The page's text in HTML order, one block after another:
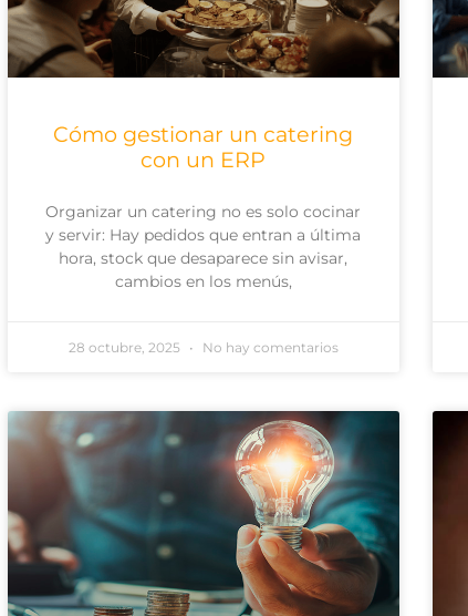
Cómo gestionar un catering
con un ERP
Organizar un catering no es solo cocinar
y servir: Hay pedidos que entran a última
hora, stock que desaparece sin avisar,
cambios en los menús,
28 octubre, 2025 No hay comentarios